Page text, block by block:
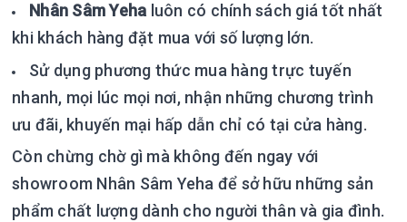
Nhân Sâm Yehaluôn có chính sách giá tốt nhất
khi khách hàng đặt mua với số lượng lớn.
Sử dụng phương thức mua hàng trực tuyến
nhanh, mọi lúc mọi nơi, nhận những chương trình
ưu đãi, khuyến mại hấp dẫn chỉ có tại cửa hàng.
Còn chừng chờ gì mà không đến ngay với
showroom Nhân Sâm Yeha để sở hữu những sản
phẩm chất lượng dành cho người thân và gia đình.